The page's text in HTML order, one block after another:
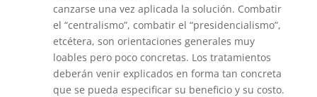
canzarse una vez aplicada la solución. Combatir
el “centralismo”, combatir el “presidencialismo”,
etcétera, son orientaciones generales muy
loables pero poco concretas. Los tratamientos
deberán venir explicados en forma tan concreta
que se pueda especificar su beneficio y su costo.